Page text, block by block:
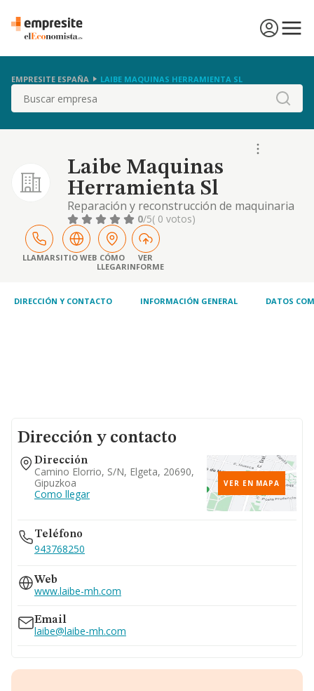
EMPRESITE ESPAÑA LAIBE MAQUINAS HERRAMIENTA SL
Buscar
Laibe Maquinas
Herramienta Sl
Reparación y reconstrucción de maquinaria
herramienta. 0/5( 0 votos)
LLAMARSITIO WEB CÓMO
LLEGAR
VER
INFORME
DIRECCIÓN Y CONTACTO INFORMACIÓN GENERAL DATOS
Dirección y contacto
Dirección
Camino Elorrio, S/n, Elgeta, 20690,
Gipuzkoa
Como llegar
VER EN MAPA
Teléfono
943768250
Web
www.laibe-mh.com
Email
laibe@laibe-mh.com